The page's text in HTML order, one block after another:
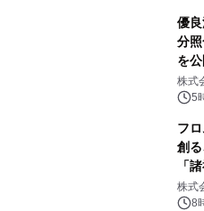
優
分
を公
株式
5
フ
創
「
(日)
株式
8